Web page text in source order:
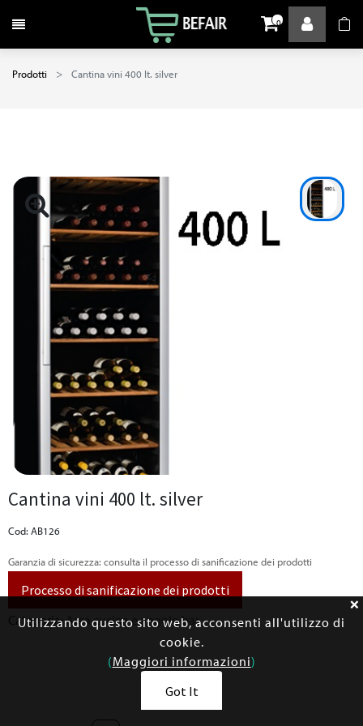
Attiva / disattiva la navigazione 0
Prodotti Cantina vini 400 lt. silver
Cantina vini 400 lt. silver
Cod: AB126
Garanzia di sicurezza: consulta il processo di sanificazione dei prodotti
Processo di sanificazione dei prodotti
Categoria: Area cucina e angolo bar
Utilizzando questo sito web, acconsenti all'utilizzo di
cookie.
(Maggiori informazioni)
Got It